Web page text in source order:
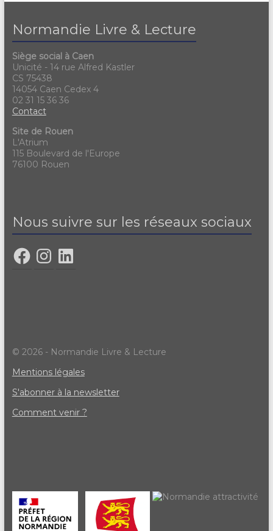
Normandie Livre & Lecture
Siège social à Caen
Unicité - 14 rue Alfred Kastler
CS 75438
14054 Caen Cedex 4
02 31 15 36 36
Contact
Site de Rouen
L'Atrium
115 Boulevard de l'Europe
76100 Rouen
Nous suivre sur les réseaux sociaux
© 2026 - Normandie Livre & Lecture
Mentions légales
S'abonner à la newsletter
Comment venir ?